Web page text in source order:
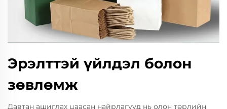
Эрэлттэй үйлдэл болон
зөвлөмж
Давтан ашиглах цаасан найрлагууд нь олон төрлийн